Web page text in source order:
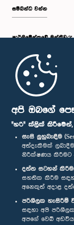
අපි ඔබගේ
"හරි" ක්ලික්
සැසි ලුහුබැඳීම
අත්දැකීමක්
නිරීක්ෂණය කිරීමට
දත්ත සටහන් කිරීම:
සහතික කිරීම
අනෙකුත් අදාළ
පරිශීලක හැසිරීම්
සඳහා අපි
අපගේ වෙබ්
සම්බන්ධ වන්න
පාර්ලි‌මේන්තුවේ මන්ත්‍රීවරු
මුල් පිටුව
පාර්ලිමේන්තු ජංගම යෙදුම
අප හා සම්බන්ධ වී
සම්මාන